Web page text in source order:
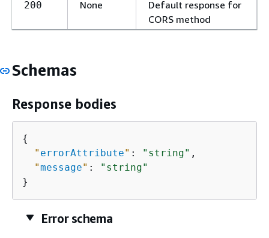
200 None
Default response for
CORS method
Schemas
Response bodies
{
" errorAttribute" : "string" ,
"message" :
"string"
}
Error schema